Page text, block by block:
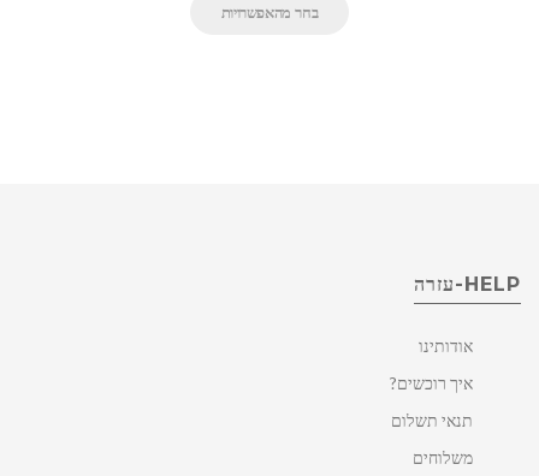
בחר מהאפשרויות
HELP-עזרה
אודותינו
איך רוכשים?
תנאי תשלום
משלוחים